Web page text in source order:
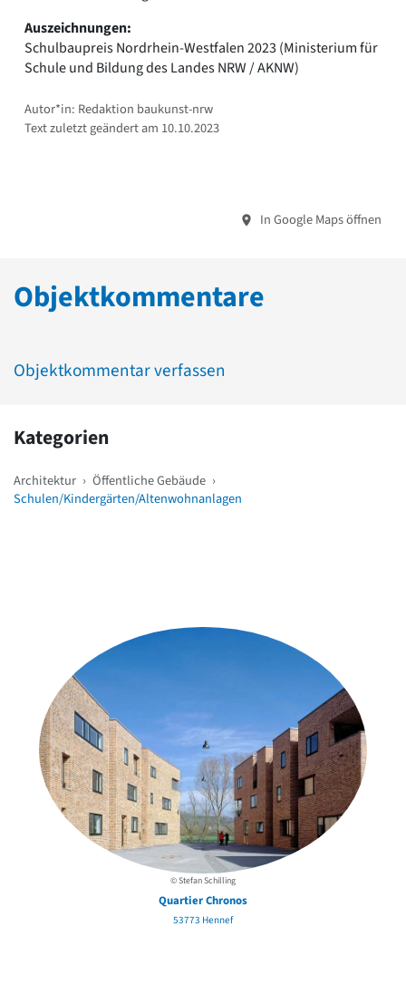
Auszeichnungen:
Schulbaupreis Nordrhein-Westfalen 2023 (Ministerium für
Schule und Bildung des Landes NRW / AKNW)
Autor*in: Redaktion baukunst-nrw
Text zuletzt geändert am 10.10.2023
In Google Maps öffnen
Objektkommentare
Objektkommentar verfassen
Kategorien
Architektur › Öffentliche Gebäude ›
Schulen/Kindergärten/Altenwohnanlagen
© Stefan Schilling
Quartier Chronos
53773 Hennef